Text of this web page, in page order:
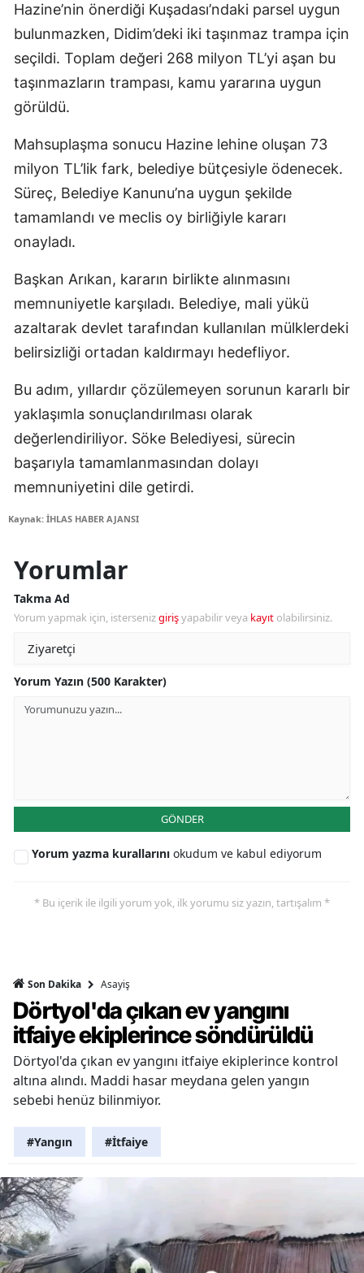
Hazine’nin önerdiği Kuşadası’ndaki parsel uygun
bulunmazken, Didim’deki iki taşınmaz trampa için
seçildi. Toplam değeri 268 milyon TL’yi aşan bu
taşınmazların trampası, kamu yararına uygun
görüldü.
Mahsuplaşma sonucu Hazine lehine oluşan 73
milyon TL’lik fark, belediye bütçesiyle ödenecek.
Süreç, Belediye Kanunu’na uygun şekilde
tamamlandı ve meclis oy birliğiyle kararı
onayladı.
Başkan Arıkan, kararın birlikte alınmasını
memnuniyetle karşıladı. Belediye, mali yükü
azaltarak devlet tarafından kullanılan mülklerdeki
belirsizliği ortadan kaldırmayı hedefliyor.
Bu adım, yıllardır çözülemeyen sorunun kararlı bir
yaklaşımla sonuçlandırılması olarak
değerlendiriliyor. Söke Belediyesi, sürecin
başarıyla tamamlanmasından dolayı
memnuniyetini dile getirdi.
Kaynak: İHLAS HABER AJANSI
Yorumlar
Takma Ad
Yorum yapmak için, istersenizgirişyapabilir veya kayıt olabilirsiniz.
Yorum Yazın (500 Karakter)
GÖNDER
Yorum yazma kurallarını okudum ve kabul ediyorum
* Bu içerik ile ilgili yorum yok, ilk yorumu siz yazın, tartışalım *
Son Dakika Asayiş
Dörtyol'da çıkan ev yangını
itfaiye ekiplerince söndürüldü
Dörtyol'da çıkan ev yangını itfaiye ekiplerince kontrol
altına alındı. Maddi hasar meydana gelen yangın
sebebi henüz bilinmiyor.
#Yangın #İtfaiye